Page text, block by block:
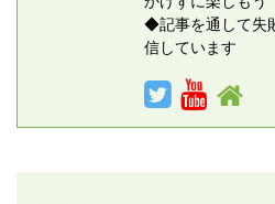
◆記事を通して失
信しています